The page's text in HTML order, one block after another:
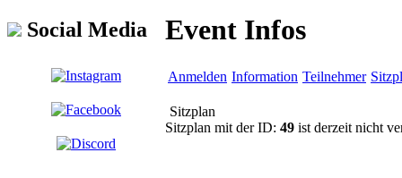
Social Media Event Infos
Anmelden Information Teilnehmer
Sitzplan
Sitzplan mit der ID: 49 ist derzeit nicht